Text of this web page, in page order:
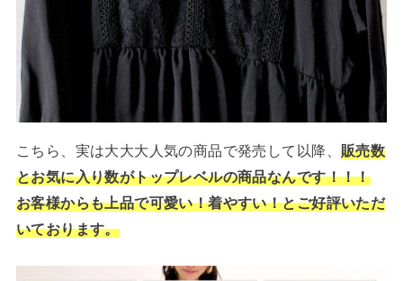
こちら、実は大大大人気の商品で発売して以降、 販売数
とお気に入り数がトップレベルの商品なんです！！！
お客様からも上品で可愛い！着やすい！とご好評いただ
いております。